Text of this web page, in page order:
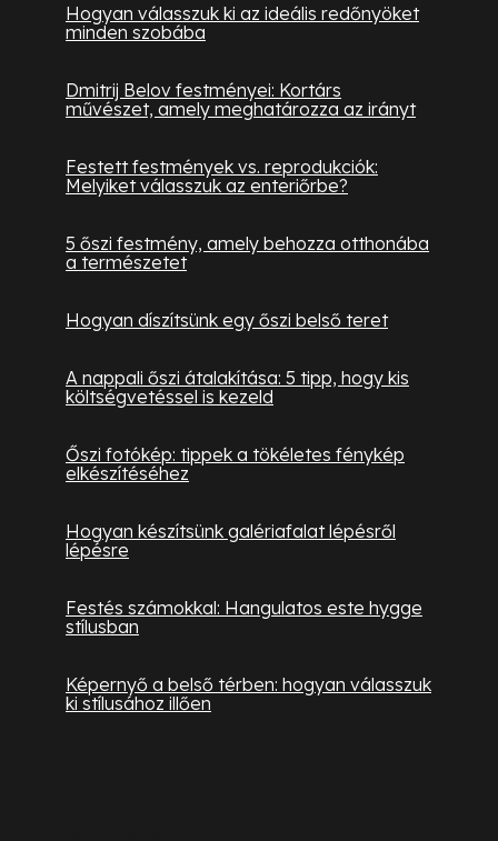
Hogyan válasszuk ki az ideális redőnyöket
minden szobába
Dmitrij Belov festményei: Kortárs
művészet, amely meghatározza az irányt
Festett festmények vs. reprodukciók:
Melyiket válasszuk az enteriőrbe?
5 őszi festmény, amely behozza otthonába
a természetet
Hogyan díszítsünk egy őszi belső teret
A nappali őszi átalakítása: 5 tipp, hogy kis
költségvetéssel is kezeld
Őszi fotókép: tippek a tökéletes fénykép
elkészítéséhez
Hogyan készítsünk galériafalat lépésről
lépésre
Festés számokkal: Hangulatos este hygge
stílusban
Képernyő a belső térben: hogyan válasszuk
ki stílusához illően